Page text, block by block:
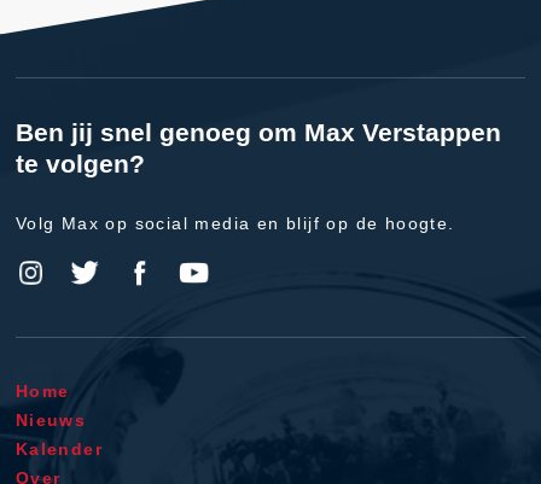
Ben jij snel genoeg om Max Verstappen
te volgen?
Volg Max op social media en blijf op de hoogte.
Home
Nieuws
Kalender
Over